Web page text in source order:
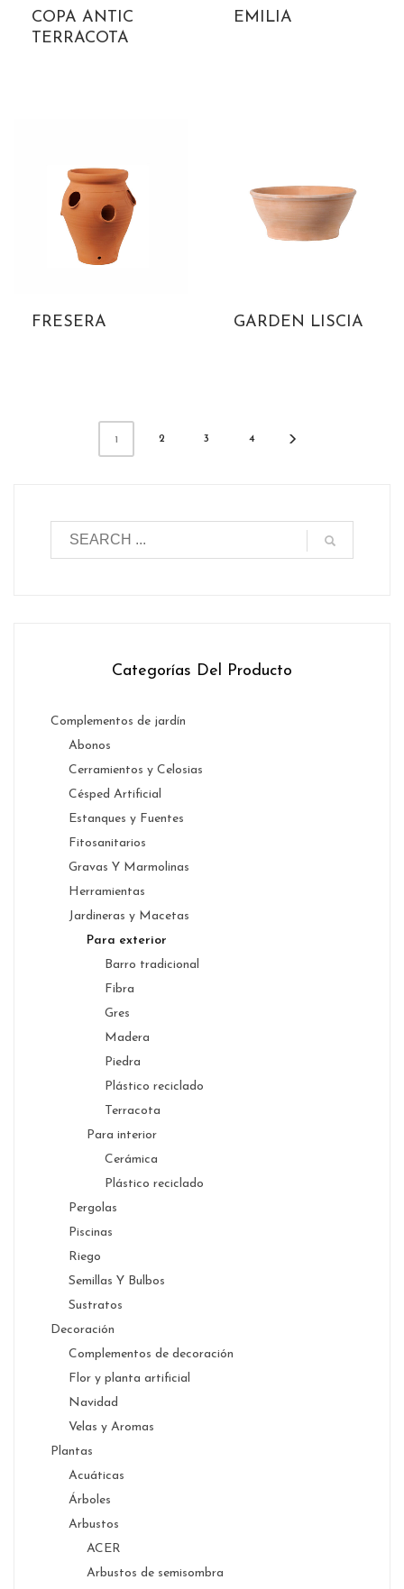
COPA ANTIC
TERRACOTA
EMILIA
FRESERA GARDEN LISCIA
1 2 3 4
Categorías Del Producto
Complementos de jardín
Abonos
Cerramientos y Celosias
Césped Artificial
Estanques y Fuentes
Fitosanitarios
Gravas Y Marmolinas
Herramientas
Jardineras y Macetas
Para exterior
Barro tradicional
Fibra
Gres
Madera
Piedra
Plástico reciclado
Terracota
Para interior
Cerámica
Plástico reciclado
Pergolas
Piscinas
Riego
Semillas Y Bulbos
Sustratos
Decoración
Complementos de decoración
Flor y planta artificial
Navidad
Velas y Aromas
Plantas
Acuáticas
Árboles
Arbustos
ACER
Arbustos de semisombra